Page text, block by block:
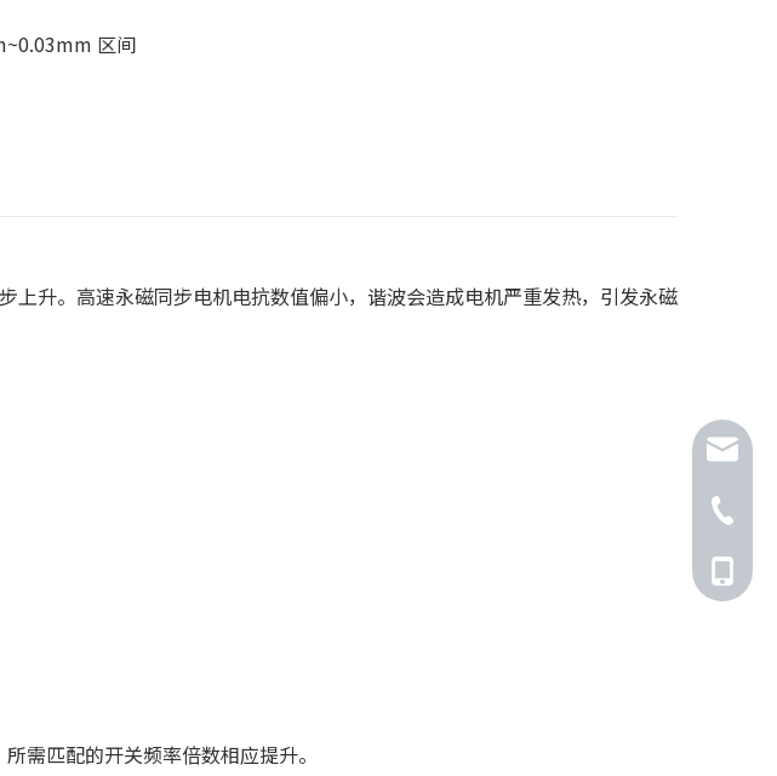
区间
升。高速永磁同步电机电抗数值偏小，谐波会造成电机严重发热，引发永磁
需匹配的开关频率倍数相应提升。
jkt@jk-
0551-